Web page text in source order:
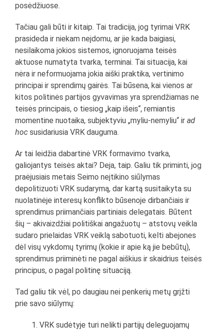
posėdžiuose.
Tačiau gali būti ir kitaip. Tai tradicija, jog tyrimai VRK
prasideda ir niekam neįdomu, ar jie kada baigiasi,
nesilaikoma jokios sistemos, ignoruojama teisės
aktuose numatyta tvarka, terminai. Tai situacija, kai
nėra ir neformuojama jokia aiški praktika, vertinimo
principai ir sprendimų gairės. Tai būsena, kai vienos ar
kitos politinės partijos gyvavimas yra sprendžiamas ne
teisės principais, o tiesiog „kaip išeis“, remiantis
momentine nuotaika, subjektyviu „myliu-nemyliu“ irad
hoc susidariusia VRK dauguma.
Ar tai leidžia dabartinė VRK formavimo tvarka,
galiojantys teisės aktai? Deja, taip. Galiu tik priminti, jog
praėjusiais metais Seimo neįtikino siūlymas
depolitizuoti VRK sudarymą, dar kartą susitaikyta su
nuolatinėje interesų konflikto būsenoje dirbančiais ir
sprendimus priimančiais partiniais delegatais. Būtent
šių – akivaizdžiai politiškai angažuotų – atstovų veikla
sudaro prielaidas VRK veiklą sabotuoti, kelti abejones
dėl visų vykdomų tyrimų (kokie ir apie ką jie bebūtų),
sprendimus priiminėti ne pagal aiškius ir skaidrius teisės
principus, o pagal politinę situaciją.
Tad galiu tik vėl, po daugiau nei penkerių metų grįžti
prie savo siūlymų:
VRK sudėtyje turi nelikti partijų deleguojamų